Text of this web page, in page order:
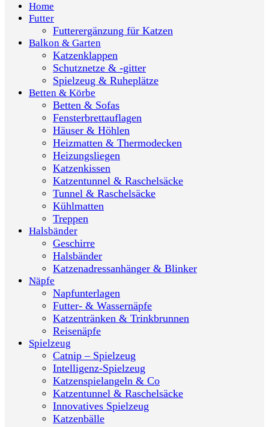
Home
Futter
Futterergänzung für Katzen
Balkon & Garten
Katzenklappen
Schutznetze & -gitter
Spielzeug & Ruheplätze
Betten & Körbe
Betten & Sofas
Fensterbrettauflagen
Häuser & Höhlen
Heizmatten & Thermodecken
Heizungsliegen
Katzenkissen
Katzentunnel & Raschelsäcke
Tunnel & Raschelsäcke
Kühlmatten
Treppen
Halsbänder
Geschirre
Halsbänder
Katzenadressanhänger & Blinker
Näpfe
Napfunterlagen
Futter- & Wassernäpfe
Katzentränken & Trinkbrunnen
Reisenäpfe
Spielzeug
Catnip – Spielzeug
Intelligenz-Spielzeug
Katzenspielangeln & Co
Katzentunnel & Raschelsäcke
Innovatives Spielzeug
Katzenbälle